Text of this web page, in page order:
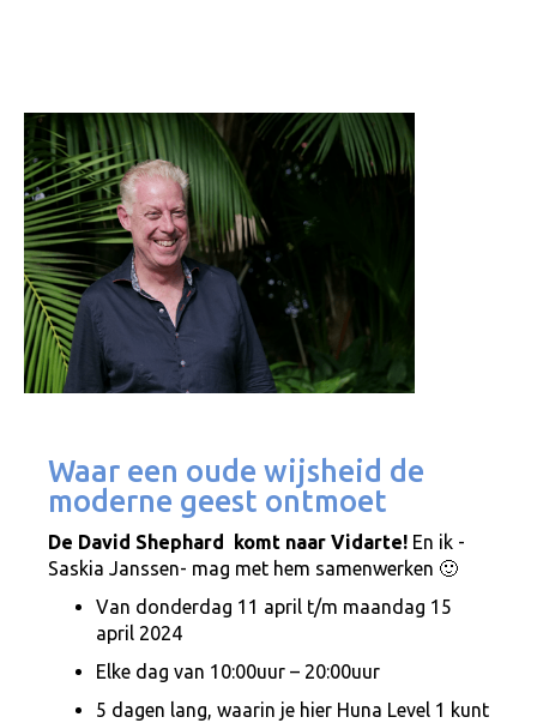
Waar een oude wijsheid de
moderne geest ontmoet
De David Shephard komt naar Vidarte! En ik -
Saskia Janssen- mag met hem samenwerken 🙂
Van donderdag 11 april t/m maandag 15
april 2024
Elke dag van 10:00uur – 20:00uur
5 dagen lang, waarin je hier Huna Level 1 kunt